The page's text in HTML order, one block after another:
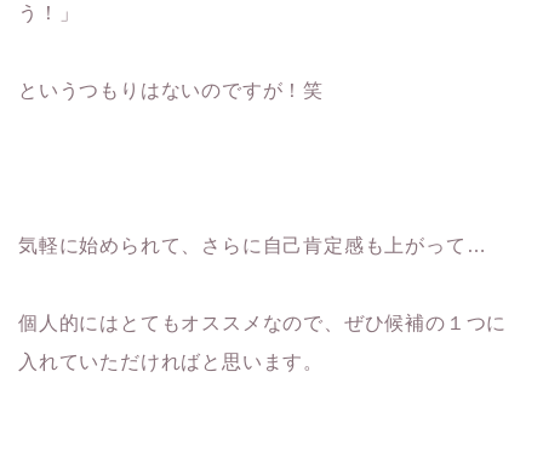
う！」
というつもりはないのですが！笑
気軽に始められて、さらに自己肯定感も上がって…
個人的にはとてもオススメなので、ぜひ候補の１つに
入れていただければと思います。